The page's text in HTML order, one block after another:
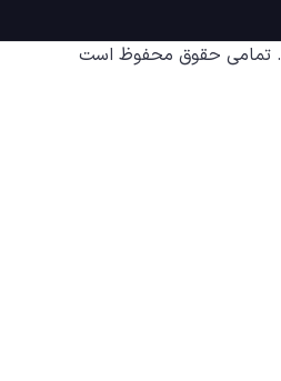
. تمامی حقوق محفوظ است